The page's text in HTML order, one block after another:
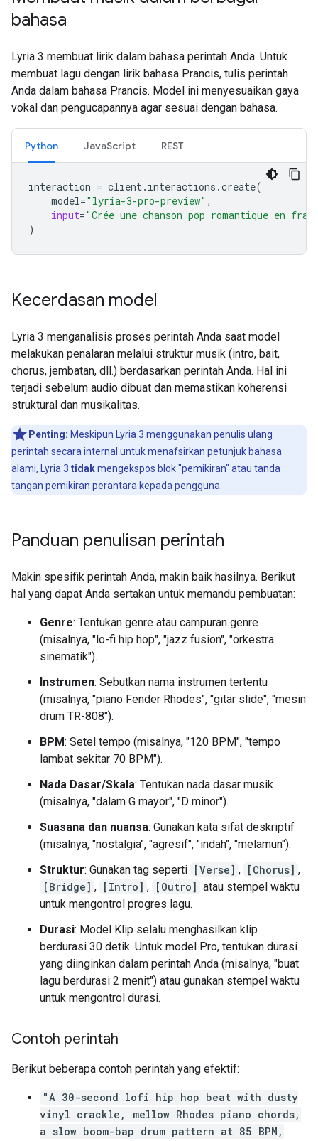
bahasa
Lyria 3 membuat lirik dalam bahasa perintah Anda. Untuk
membuat lagu dengan lirik bahasa Prancis, tulis perintah
Anda dalam bahasa Prancis. Model ini menyesuaikan gaya
vokal dan pengucapannya agar sesuai dengan bahasa.
Python JavaScript REST
interaction = client. interactions .create(
model="lyria-3-pro-preview" ,
input="Crée une chanson pop romantique en
)
Kecerdasan model
Lyria 3 menganalisis proses perintah Anda saat model
melakukan penalaran melalui struktur musik (intro, bait,
chorus, jembatan, dll.) berdasarkan perintah Anda. Hal ini
terjadi sebelum audio dibuat dan memastikan koherensi
struktural dan musikalitas.
Penting: Meskipun Lyria 3 menggunakan penulis ulang
perintah secara internal untuk menafsirkan petunjuk bahasa
alami, Lyria 3 tidakmengekspos blok "pemikiran" atau tanda
tangan pemikiran perantara kepada pengguna.
Panduan penulisan perintah
Makin spesifik perintah Anda, makin baik hasilnya. Berikut
hal yang dapat Anda sertakan untuk memandu pembuatan:
Genre: Tentukan genre atau campuran genre
(misalnya, "lo-fi hip hop", "jazz fusion", "orkestra
sinematik").
Instrumen: Sebutkan nama instrumen tertentu
(misalnya, "piano Fender Rhodes", "gitar slide", "mesin
drum TR-808").
BPM: Setel tempo (misalnya, "120 BPM", "tempo
lambat sekitar 70 BPM").
Nada Dasar/Skala: Tentukan nada dasar musik
(misalnya, "dalam G mayor", "D minor").
Suasana dan nuansa: Gunakan kata sifat deskriptif
(misalnya, "nostalgia", "agresif", "indah", "melamun").
Struktur: Gunakan tag seperti [Verse] , [Chorus] ,
[Bridge] , [Intro] , [Outro] atau stempel waktu
untuk mengontrol progres lagu.
Durasi: Model Klip selalu menghasilkan klip
berdurasi 30 detik. Untuk model Pro, tentukan durasi
yang diinginkan dalam perintah Anda (misalnya, "buat
lagu berdurasi 2 menit") atau gunakan stempel waktu
untuk mengontrol durasi.
Contoh perintah
Berikut beberapa contoh perintah yang efektif:
"A 30-second lofi hip hop beat with dusty
vinyl crackle, mellow Rhodes piano chords,
a slow boom-bap drum pattern at 85 BPM,